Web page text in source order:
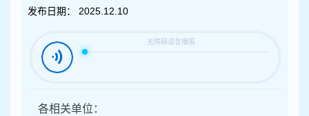
发布日期： 2025.12.10
各相关单位：